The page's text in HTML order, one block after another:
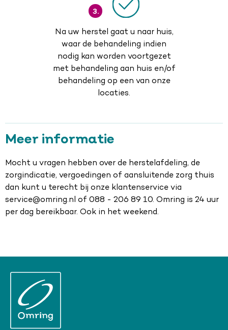
3.
Na uw herstel gaat u naar huis,
waar de behandeling indien
nodig kan worden voortgezet
met behandeling aan huis en/of
behandeling op een van onze
locaties.
Meer informatie
Mocht u vragen hebben over de herstelafdeling, de
zorgindicatie, vergoedingen of aansluitende zorg thuis
dan kunt u terecht bij onze klantenservice via
service@omring.nl of 088 - 206 89 10. Omring is 24 uur
per dag bereikbaar. Ook in het weekend.